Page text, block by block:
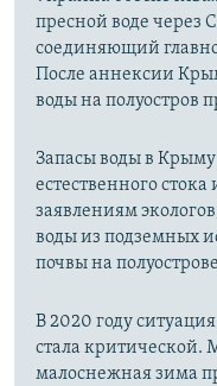
пресной воде через
соединяющий
После аннексии
воды на полуостров
Запасы воды в
естественного
заявлениям
воды из подземных
почвы на
В 2020 году
стала критической.
малоснежная зима